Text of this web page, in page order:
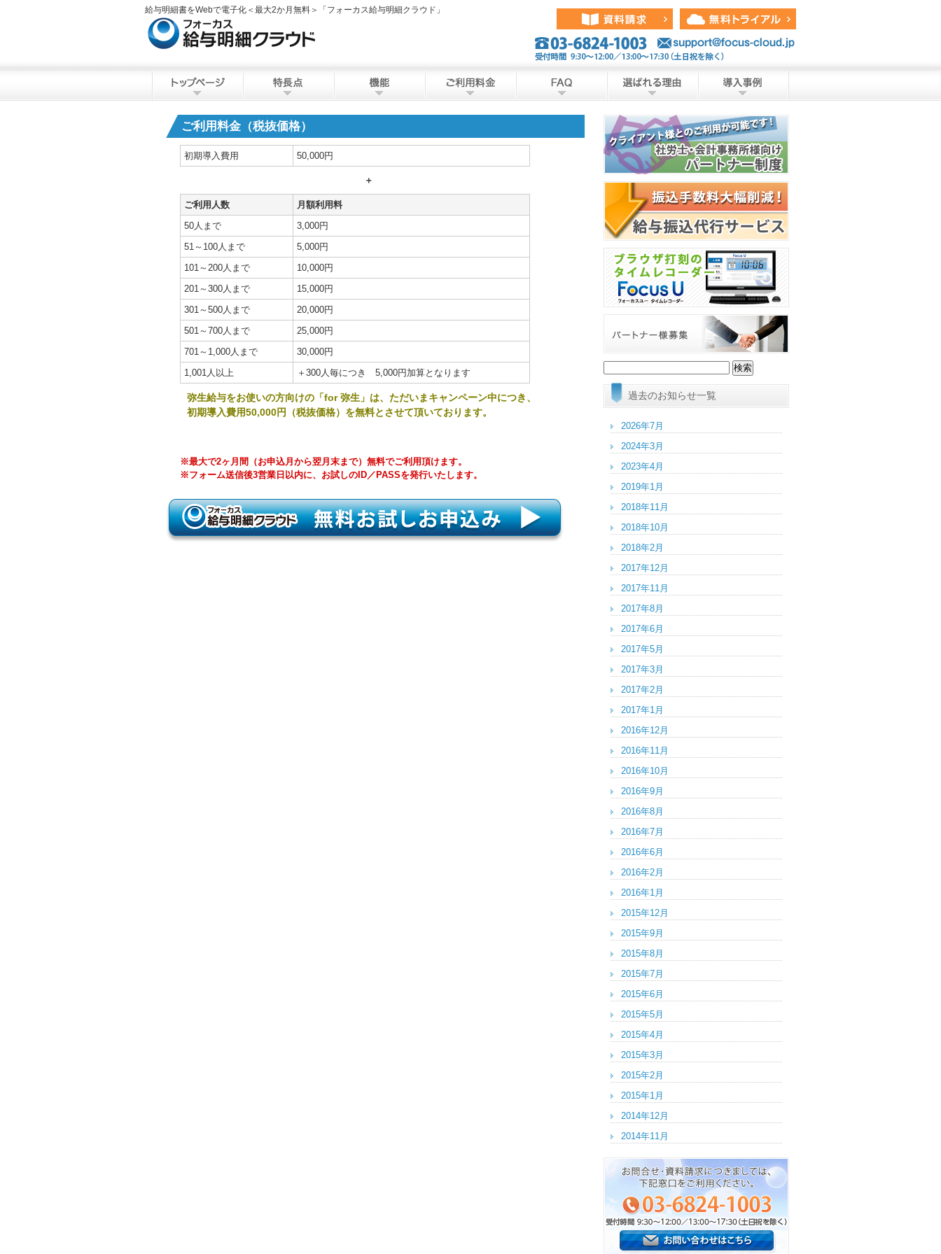
給与明細書をWebで電子化＜最大2か月無料＞「フォーカス給与明細クラウド」
ご利用料金（税抜価格）
初期導入費用 50,000円
＋
ご利用人数
月額利用料
50人まで
3,000円
51～100人まで
5,000円
101～200人まで
10,000円
201～300人まで
15,000円
301～500人まで
20,000円
501～700人まで
25,000円
701～1,000人まで
30,000円
1,001人以上
＋300人毎につき 5,000円加算となります
弥生給与をお使いの方向けの「for 弥生」は、ただいまキャンペーン中につき、
初期導入費用50,000円（税抜価格）を無料とさせて頂いております。
※最大で2ヶ月間（お申込月から翌月末まで）無料でご利用頂けます。
※フォーム送信後3営業日以内に、お試しのID／PASSを発行いたします。
過去のお知らせ一覧
2026年7月
2024年3月
2023年4月
2019年1月
2018年11月
2018年10月
2018年2月
2017年12月
2017年11月
2017年8月
2017年6月
2017年5月
2017年3月
2017年2月
2017年1月
2016年12月
2016年11月
2016年10月
2016年9月
2016年8月
2016年7月
2016年6月
2016年2月
2016年1月
2015年12月
2015年9月
2015年8月
2015年7月
2015年6月
2015年5月
2015年4月
2015年3月
2015年2月
2015年1月
2014年12月
2014年11月